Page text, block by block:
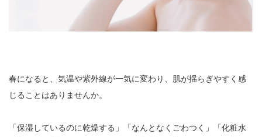
春になると、気温や紫外線が一気に変わり、肌が揺らぎやすく感
じることはありませんか。
「保湿しているのに乾燥する」「なんとなくごわつく」「化粧水